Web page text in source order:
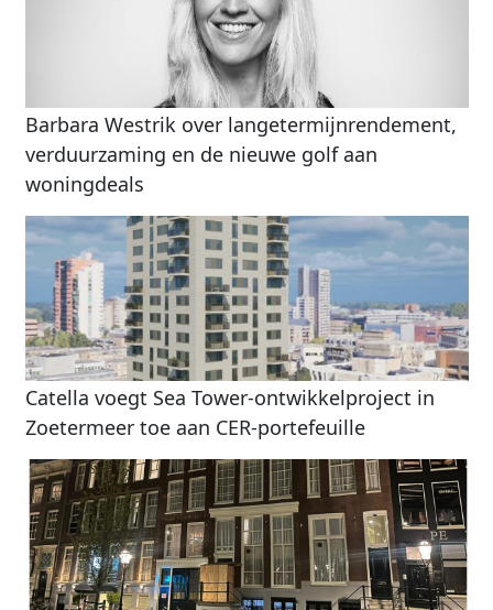
Barbara Westrik over langetermijnrendement,
verduurzaming en de nieuwe golf aan
woningdeals
Catella voegt Sea Tower-ontwikkelproject in
Zoetermeer toe aan CER-portefeuille